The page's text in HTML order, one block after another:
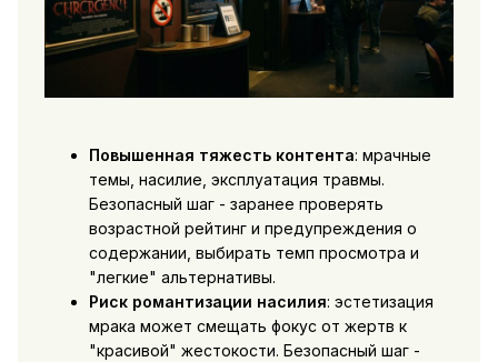
Повышенная тяжесть контента: мрачные
темы, насилие, эксплуатация травмы.
Безопасный шаг - заранее проверять
возрастной рейтинг и предупреждения о
содержании, выбирать темп просмотра и
"легкие" альтернативы.
Риск романтизации насилия: эстетизация
мрака может смещать фокус от жертв к
"красивой" жестокости. Безопасный шаг -